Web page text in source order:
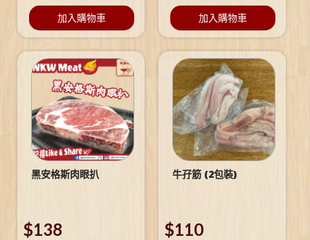
加入購物車 加入購物車
黑安格斯肉眼扒
$138
牛孖筋 (2包裝)
$110